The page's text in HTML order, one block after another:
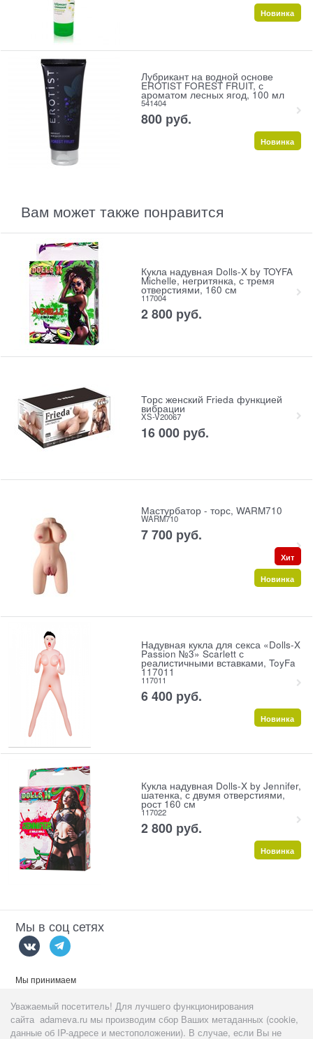
Новинка
Лубрикант на водной основе
EROTIST FOREST FRUIT, с
ароматом лесных ягод, 100 мл
541404
800 руб.
Новинка
Вам может также понравится
Кукла надувная Dolls-X by TOYFA
Michelle, негритянка, с тремя
отверстиями, 160 см
117004
2 800 руб.
Торс женский Frieda функцией
вибрации
XS-V20067
16 000 руб.
Мастурбатор - торс, WARM710
WARM710
7 700 руб.
Хит
Новинка
Надувная кукла для секса «Dolls-X
Passion №3» Scarlett с
реалистичными вставками, ToyFa
117011
117011
6 400 руб.
Новинка
Кукла надувная Dolls-X by Jennifer,
шатенка, с двумя отверстиями,
рост 160 см
117022
2 800 руб.
Новинка
Мы в соц сетях
Мы принимаем
Уважаемый посетитель! Для лучшего функционирования
сайта adameva.ru мы производим сбор Ваших метаданных (cookie,
данные об IP-адресе и местоположении). В случае, если Вы не